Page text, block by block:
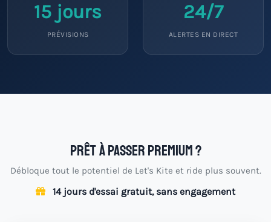
15 jours
PRÉVISIONS
24/7
ALERTES EN DIRECT
Prêt à passer premium ?
Débloque tout le potentiel de Let's Kite et ride plus souvent.
14 jours d'essai gratuit, sans engagement